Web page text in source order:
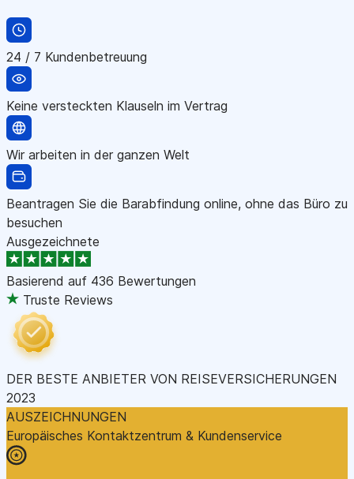
24 / 7 Kundenbetreuung
Keine versteckten Klauseln im Vertrag
Wir arbeiten in der ganzen Welt
Beantragen Sie die Barabfindung online, ohne das Büro zu
besuchen
Ausgezeichnete
Basierend auf 436 Bewertungen
Truste Reviews
DER BESTE ANBIETER VON REISEVERSICHERUNGEN
2023
AUSZEICHNUNGEN
Europäisches Kontaktzentrum & Kundenservice